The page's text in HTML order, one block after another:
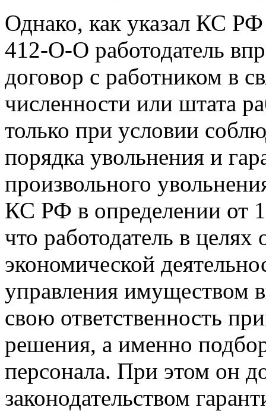
Однако, как указал КС
412-О-О работодатель
договор с работником в
численности или штата
только при условии
порядка увольнения и
произвольного
КС РФ в определении от
что работодатель в
экономической
управления имуществом
свою ответственность
решения, а именно
персонала. При этом он
законодательством